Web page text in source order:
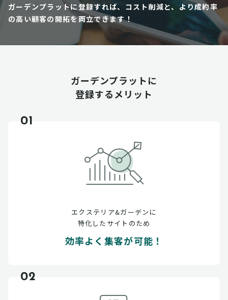
ガーデンプラットに登録すれば、コスト削減と、より成約率
の高い顧客の開拓を両立できます！
ガーデンプラットに
登録するメリット
01
エクステリア&ガーデンに
特化したサイトのため
効率よく集客が可能！
02